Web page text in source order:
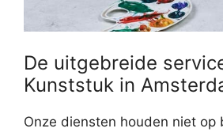
De uitgebreide
Kunststuk in
Onze diensten houden niet op